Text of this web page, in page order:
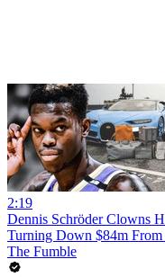
2:19
Dennis Schröder Clowns
Turning Down $84m From
The Fumble